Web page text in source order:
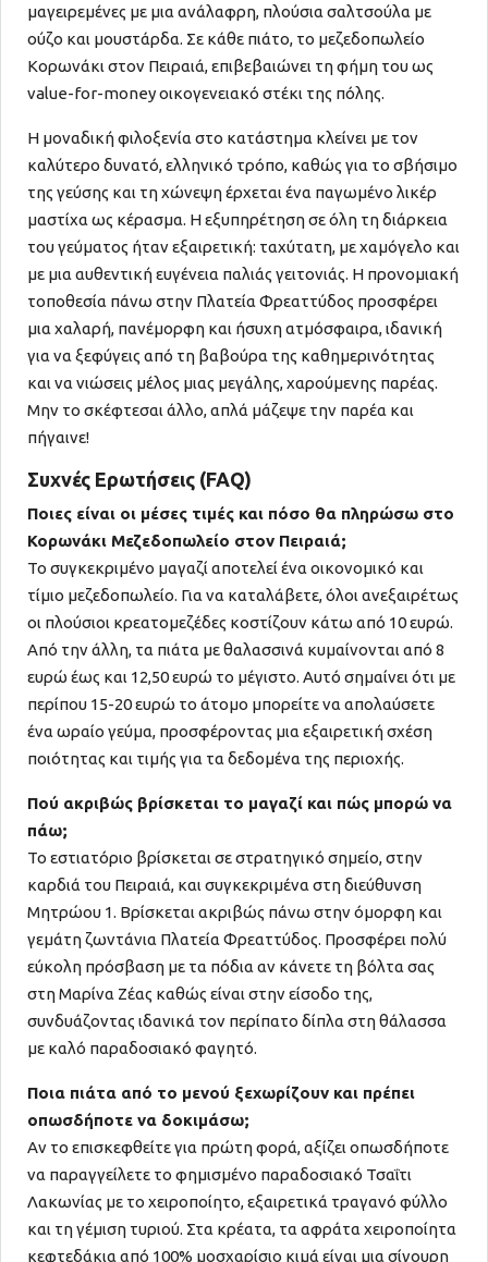
μαγειρεμένες με μια ανάλαφρη, πλούσια σαλτσούλα με
ούζο και μουστάρδα. Σε κάθε πιάτο, το μεζεδοπωλείο
Κορωνάκι στον Πειραιά, επιβεβαιώνει τη φήμη του ως
value-for-money οικογενειακό στέκι της πόλης.
Η μοναδική φιλοξενία στο κατάστημα κλείνει με τον
καλύτερο δυνατό, ελληνικό τρόπο, καθώς για το σβήσιμο
της γεύσης και τη χώνεψη έρχεται ένα παγωμένο λικέρ
μαστίχα ως κέρασμα. Η εξυπηρέτηση σε όλη τη διάρκεια
του γεύματος ήταν εξαιρετική: ταχύτατη, με χαμόγελο και
με μια αυθεντική ευγένεια παλιάς γειτονιάς. Η προνομιακή
τοποθεσία πάνω στην Πλατεία Φρεαττύδος προσφέρει
μια χαλαρή, πανέμορφη και ήσυχη ατμόσφαιρα, ιδανική
για να ξεφύγεις από τη βαβούρα της καθημερινότητας
και να νιώσεις μέλος μιας μεγάλης, χαρούμενης παρέας.
Μην το σκέφτεσαι άλλο, απλά μάζεψε την παρέα και
πήγαινε!
Συχνές Ερωτήσεις (FAQ)
Ποιες είναι οι μέσες τιμές και πόσο θα πληρώσω στο
Κορωνάκι Μεζεδοπωλείο στον Πειραιά;
Το συγκεκριμένο μαγαζί αποτελεί ένα οικονομικό και
τίμιο μεζεδοπωλείο. Για να καταλάβετε, όλοι ανεξαιρέτως
οι πλούσιοι κρεατομεζέδες κοστίζουν κάτω από 10 ευρώ.
Από την άλλη, τα πιάτα με θαλασσινά κυμαίνονται από 8
ευρώ έως και 12,50 ευρώ το μέγιστο. Αυτό σημαίνει ότι με
περίπου 15-20 ευρώ το άτομο μπορείτε να απολαύσετε
ένα ωραίο γεύμα, προσφέροντας μια εξαιρετική σχέση
ποιότητας και τιμής για τα δεδομένα της περιοχής.
Πού ακριβώς βρίσκεται το μαγαζί και πώς μπορώ να
πάω;
Το εστιατόριο βρίσκεται σε στρατηγικό σημείο, στην
καρδιά του Πειραιά, και συγκεκριμένα στη διεύθυνση
Μητρώου 1. Βρίσκεται ακριβώς πάνω στην όμορφη και
γεμάτη ζωντάνια Πλατεία Φρεαττύδος. Προσφέρει πολύ
εύκολη πρόσβαση με τα πόδια αν κάνετε τη βόλτα σας
στη Μαρίνα Ζέας καθώς είναι στην είσοδο της,
συνδυάζοντας ιδανικά τον περίπατο δίπλα στη θάλασσα
με καλό παραδοσιακό φαγητό.
Ποια πιάτα από το μενού ξεχωρίζουν και πρέπει
οπωσδήποτε να δοκιμάσω;
Αν το επισκεφθείτε για πρώτη φορά, αξίζει οπωσδήποτε
να παραγγείλετε το φημισμένο παραδοσιακό Τσαΐτι
Λακωνίας με το χειροποίητο, εξαιρετικά τραγανό φύλλο
και τη γέμιση τυριού. Στα κρέατα, τα αφράτα χειροποίητα
κεφτεδάκια από 100% μοσχαρίσιο κιμά είναι μια σίγουρη